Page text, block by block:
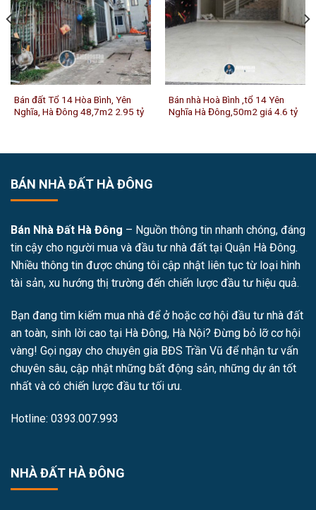
Bán đất Tổ 14 Hòa Bình, Yên
Nghĩa, Hà Đông 48,7m2 2.95 tỷ
Bán nhà Hoà Bình ,tổ 14 Yên
Nghĩa Hà Đông,50m2 giá 4.6 tỷ
BÁN NHÀ ĐẤT HÀ ĐÔNG
Bán Nhà Đất Hà Đông – Nguồn thông tin nhanh chóng, đáng
tin cậy cho người mua và đầu tư nhà đất tại Quận Hà Đông.
Nhiều thông tin được chúng tôi cập nhật liên tục từ loại hình
tài sản, xu hướng thị trường đến chiến lược đầu tư hiệu quả.
Bạn đang tìm kiếm mua nhà để ở hoặc cơ hội đầu tư nhà đất
an toàn, sinh lời cao tại Hà Đông, Hà Nội? Đừng bỏ lỡ cơ hội
vàng! Gọi ngay cho chuyên gia BĐS Trần Vũ để nhận tư vấn
chuyên sâu, cập nhật những bất động sản, những dự án tốt
nhất và có chiến lược đầu tư tối ưu.
Hotline: 0393.007.993
NHÀ ĐẤT HÀ ĐÔNG